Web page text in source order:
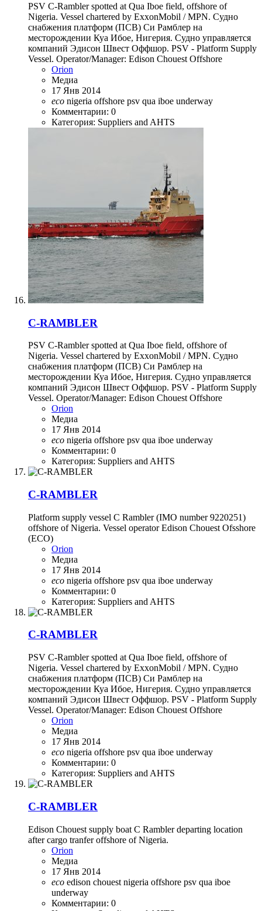
PSV C-Rambler spotted at Qua Iboe field, offshore of
Nigeria. Vessel chartered by ExxonMobil / MPN. Судно
снабжения платформ (ПСВ) Си Рамблер на
месторождении Куа Ибое, Нигерия. Судно управляется
компаний Эдисон Швест Оффшор. PSV - Platform Supply
Vessel. Operator/Manager: Edison Chouest Offshore
Orion
Медиа
17 Янв 2014
eco nigeria offshore psv qua iboe underway
Комментарии: 0
Категория: Suppliers and AHTS
C-RAMBLER
PSV C-Rambler spotted at Qua Iboe field, offshore of
Nigeria. Vessel chartered by ExxonMobil / MPN. Судно
снабжения платформ (ПСВ) Си Рамблер на
месторождении Куа Ибое, Нигерия. Судно управляется
компаний Эдисон Швест Оффшор. PSV - Platform Supply
Vessel. Operator/Manager: Edison Chouest Offshore
Orion
Медиа
17 Янв 2014
eco nigeria offshore psv qua iboe underway
Комментарии: 0
Категория: Suppliers and AHTS
C-RAMBLER
Platform supply vessel C Rambler (IMO number 9220251)
offshore of Nigeria. Vessel operator Edison Chouest Ofsshore
(ECO)
Orion
Медиа
17 Янв 2014
eco nigeria offshore psv qua iboe underway
Комментарии: 0
Категория: Suppliers and AHTS
C-RAMBLER
PSV C-Rambler spotted at Qua Iboe field, offshore of
Nigeria. Vessel chartered by ExxonMobil / MPN. Судно
снабжения платформ (ПСВ) Си Рамблер на
месторождении Куа Ибое, Нигерия. Судно управляется
компаний Эдисон Швест Оффшор. PSV - Platform Supply
Vessel. Operator/Manager: Edison Chouest Offshore
Orion
Медиа
17 Янв 2014
eco nigeria offshore psv qua iboe underway
Комментарии: 0
Категория: Suppliers and AHTS
C-RAMBLER
Edison Chouest supply boat C Rambler departing location
after cargo tranfer offshore of Nigeria.
Orion
Медиа
17 Янв 2014
eco edison chouest nigeria offshore psv qua iboe
underway
Комментарии: 0